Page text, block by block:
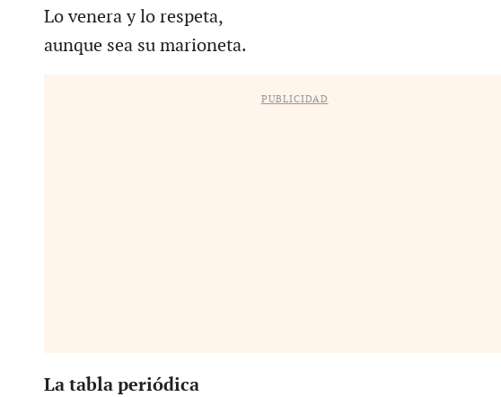
Lo venera y lo respeta,
aunque sea su marioneta.
PUBLICIDAD
La tabla periódica